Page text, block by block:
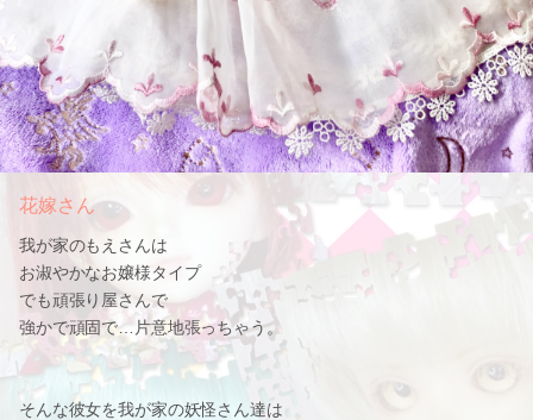
花嫁さん
我が家のもえさんは
お淑やかなお嬢様タイプ
でも頑張り屋さんで
強かで頑固で…片意地張っちゃう。
そんな彼女を我が家の妖怪さん達は